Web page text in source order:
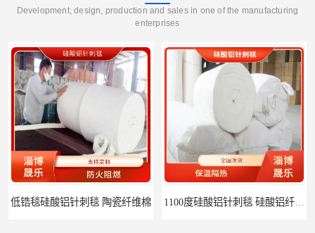
Development, design, production and sales in one of the manufacturing
enterprises
低锆毯硅酸铝针刺毯 陶瓷纤维棉